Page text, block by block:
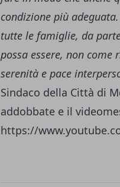
condizione più
tutte le famiglie, da
possa essere, non
serenità e pace
Sindaco della Città di
addobbate e il
https://